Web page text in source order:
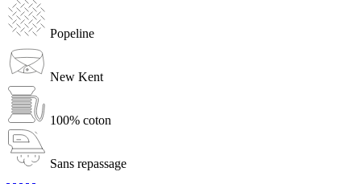
Popeline
New Kent
100% coton
Sans repassage